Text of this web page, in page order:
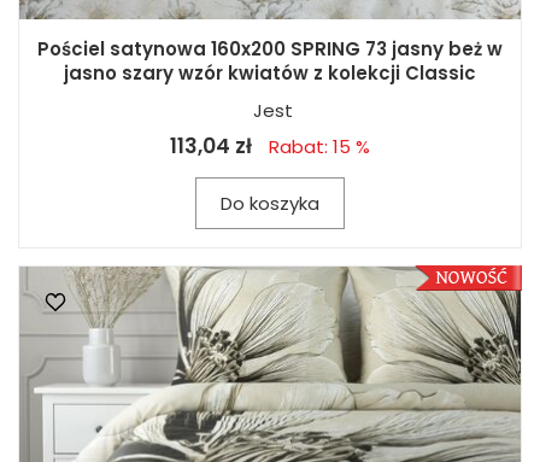
Pościel satynowa 160x200 SPRING 73 jasny beż w
jasno szary wzór kwiatów z kolekcji Classic
Jest
113,04 zł Rabat: 15 %
Do koszyka